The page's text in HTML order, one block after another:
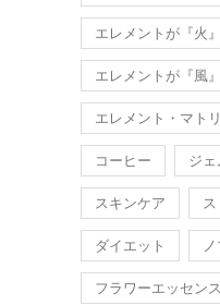
エレメントが『火
エレメントが『風
エレメント・マト
コーヒー ジ
スキンケア
ダイエット
フラワーエッセンス